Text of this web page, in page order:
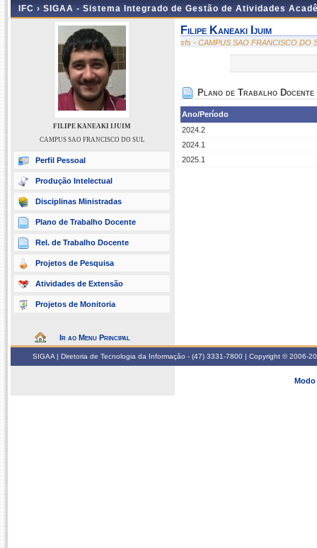
IFC › SIGAA - Sistema Integrado de Gestão de Atividades
FILIPE KANEAKI IJUIM
CAMPUS SAO FRANCISCO DO SUL
Perfil Pessoal
Produção Intelectual
Disciplinas Ministradas
Plano de Trabalho Docente
Rel. de Trabalho Docente
Projetos de Pesquisa
Atividades de Extensão
Projetos de Monitoria
Ir ao Menu Principal
Filipe Kaneaki Ijuim
sfs - CAMPUS SAO FRANCISCO DO
Plano de Trabalho Docente
Ano/Período
2024.2
2024.1
2025.1
SIGAA | Diretoria de Tecnologia da Informação - (47) 3331-7800 | Copyright © 2006-
Modo